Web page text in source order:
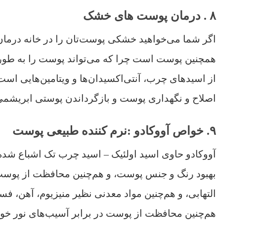
۸ . درمان پوست های خشک
اگر شما می‌خواهید خشکی پوست‌تان را در خانه
همچنین پوست است چرا که می‌تواند پوست را به
اصلاح و نگهداری پوست و بازگرداندن پوستی
۹. خواص آووکادو :نرم کننده طبیعی پوست
آووکادو حاوی اسید اولئیک – اسید چرب تک اشباع
بهبود رنگ و جنس پوست، و هم‌چنین محافظت از پوست
التهابی، و هم‌چنین مواد معدنی نظیر منیزیوم،
هم‌چنین محافظت از پوست در برابر آسیب‌های نور